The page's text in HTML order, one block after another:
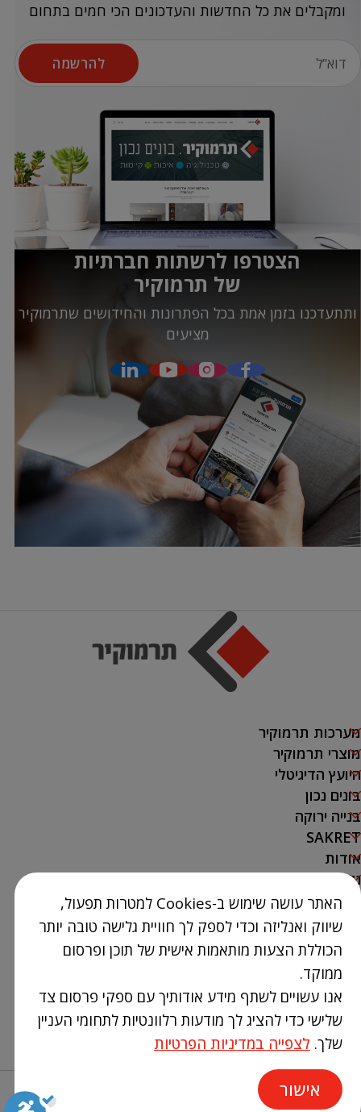
ומקבלים את כל החדשות והעדכונים הכי חמים בתחום
להרשמה
הצטרפו לרשתות חברתיות
של תרמוקיר
ותתעדכנו בזמן אמת בכל הפתרונות והחידושים שתרמוקיר
מציעים
מערכות תרמוקיר
מוצרי תרמוקיר
היועץ הדיגיטלי
בונים נכון
בנייה ירוקה
SAKRET
אודות
נק' מכירה
צור קשר
03-9386300
info@Termokir.co.il
קיבוץ חורשים
האתר עושה שימוש ב-Cookies למטרות תפעול,
שיווק ואנליזה וכדי לספק לך חוויית גלישה טובה יותר
הכוללת הצעות מותאמות אישית של תוכן ופרסום
ממוקד.
אנו עשויים לשתף מידע אודותיך עם ספקי פרסום צד
שלישי כדי להציג לך מודעות רלוונטיות לתחומי העניין
שלך. לצפייה במדיניות הפרטיות
אישור